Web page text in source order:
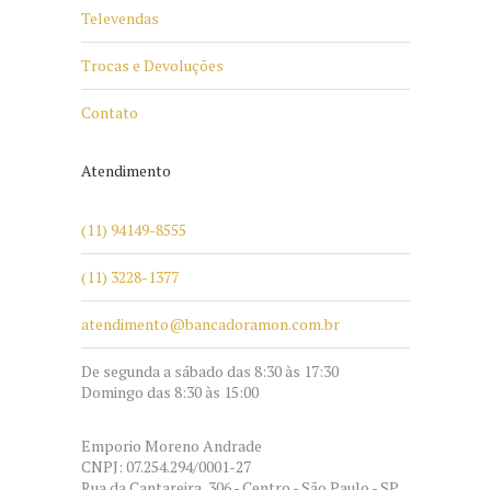
Televendas
Trocas e Devoluções
Contato
Atendimento
(11) 94149-8555
(11) 3228-1377
atendimento@bancadoramon.com.br
De segunda a sábado das 8:30 às 17:30
Domingo das 8:30 às 15:00
Emporio Moreno Andrade
CNPJ: 07.254.294/0001-27